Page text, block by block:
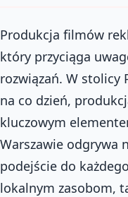
Produkcja filmów
który przyciąga
rozwiązań. W stolicy
na co dzień,
kluczowym
Warszawie odgrywa
podejście do
lokalnym zasobom,